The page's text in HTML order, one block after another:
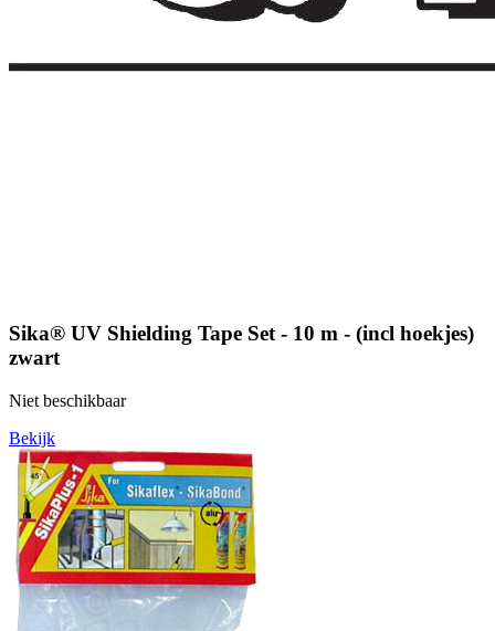
Sika® UV Shielding Tape Set - 10 m - (incl hoekjes)
zwart
Niet beschikbaar
Bekijk